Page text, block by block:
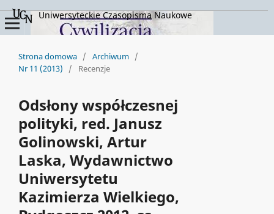
Uniwersyteckie Czasopisma Naukowe
Strona domowa / Archiwum /
Nr 11 (2013)
/ Recenzje
Odsłony współczesnej
polityki, red. Janusz
Golinowski, Artur
Laska, Wydawnictwo
Uniwersytetu
Kazimierza Wielkiego,